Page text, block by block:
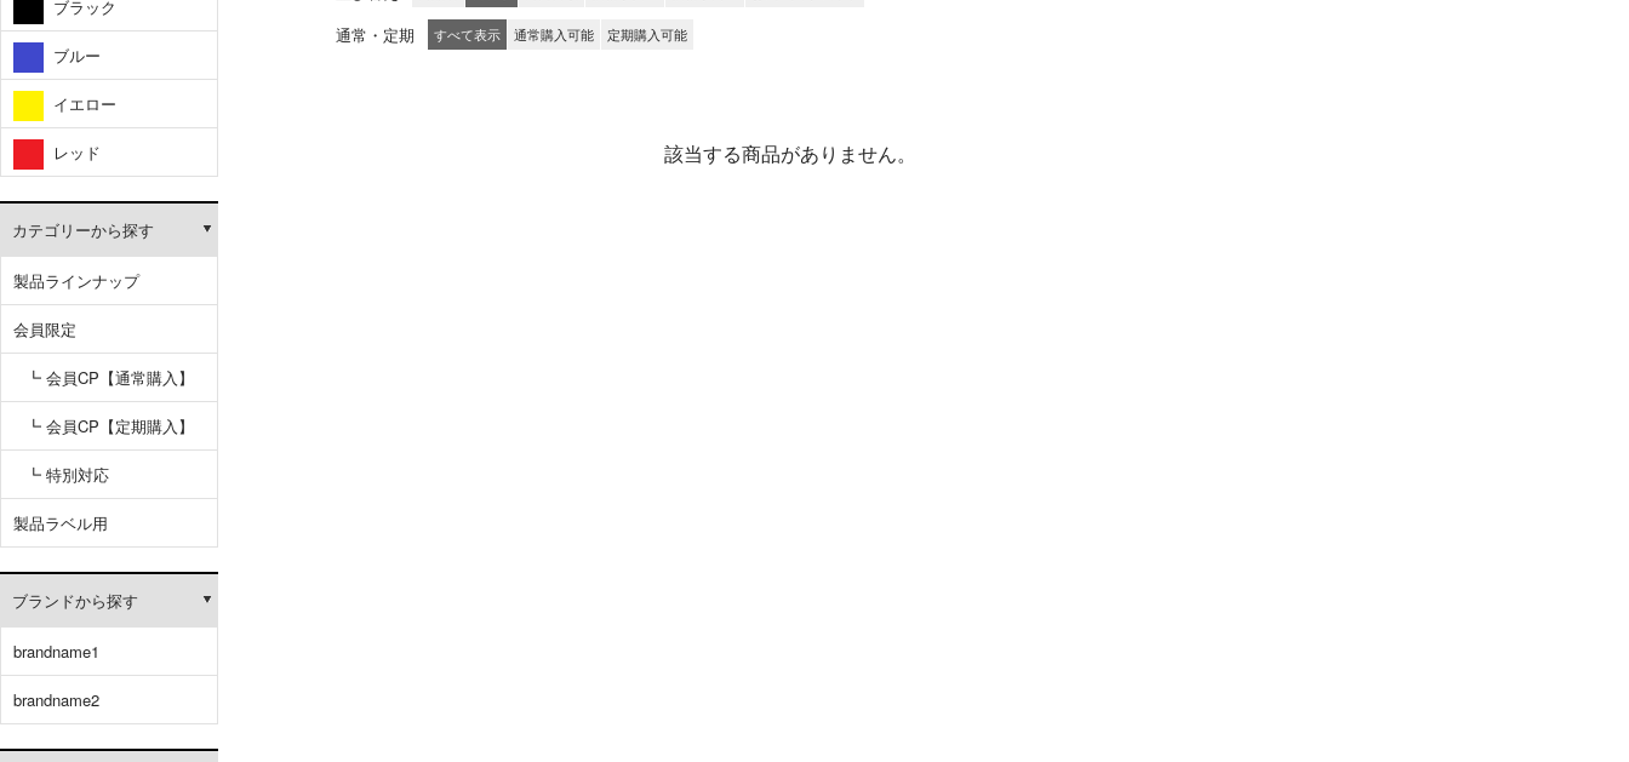
ブラック
ブルー
イエロー
レッド
カテゴリーから探す
製品ラインナップ
会員限定
┗ 会員CP【通常購入】
┗ 会員CP【定期購入】
┗ 特別対応
製品ラベル用
ブランドから探す
brandname1
brandname2
通常・定期 すべて表示 通常購入可能 定期購入可能
該当する商品がありません。